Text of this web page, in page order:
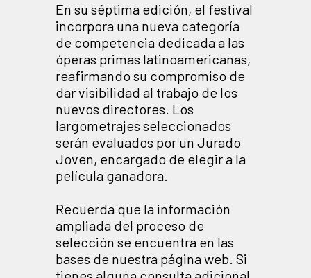
En su séptima edición, el festival
incorpora una nueva categoría
de competencia dedicada a las
óperas primas latinoamericanas,
reafirmando su compromiso de
dar visibilidad al trabajo de los
nuevos directores. Los
largometrajes seleccionados
serán evaluados por un Jurado
Joven, encargado de elegir a la
película ganadora.
Recuerda que la información
ampliada del proceso de
selección se encuentra en las
bases de nuestra página web. Si